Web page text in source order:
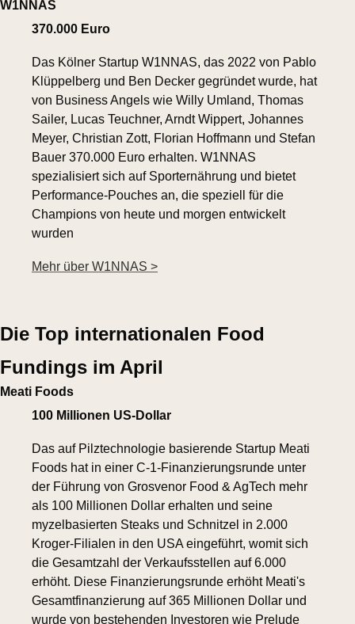
W1NNAS
370.000 Euro
Das Kölner Startup W1NNAS, das 2022 von Pablo
Klüppelberg und Ben Decker gegründet wurde, hat
von Business Angels wie Willy Umland, Thomas
Sailer, Lucas Teuchner, Arndt Wippert, Johannes
Meyer, Christian Zott, Florian Hoffmann und Stefan
Bauer 370.000 Euro erhalten. W1NNAS
spezialisiert sich auf Sporternährung und bietet
Performance-Pouches an, die speziell für die
Champions von heute und morgen entwickelt
wurden
Mehr über W1NNAS >
Die Top internationalen Food
Fundings im April
Meati Foods
100 Millionen US-Dollar
Das auf Pilztechnologie basierende Startup Meati
Foods hat in einer C-1-Finanzierungsrunde unter
der Führung von Grosvenor Food & AgTech mehr
als 100 Millionen Dollar erhalten und seine
myzelbasierten Steaks und Schnitzel in 2.000
Kroger-Filialen in den USA eingeführt, womit sich
die Gesamtzahl der Verkaufsstellen auf 6.000
erhöht. Diese Finanzierungsrunde erhöht Meati's
Gesamtfinanzierung auf 365 Millionen Dollar und
wurde von bestehenden Investoren wie Prelude